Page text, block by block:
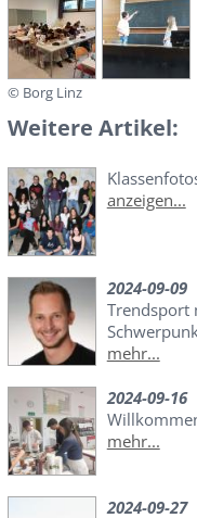
© Borg Linz
Weitere Artikel:
anzeigen...
2024-09-09
Trendsport
mehr...
2024-09-16
mehr...
2024-09-27